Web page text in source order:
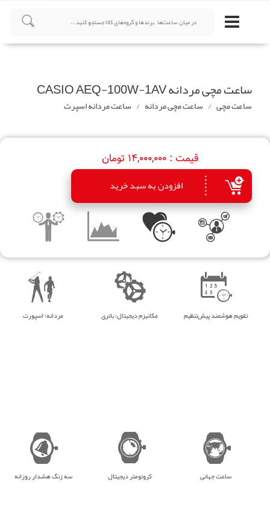
ساعت مچی مردانه CASIO AEQ-100W-1AV
ساعت مچی ساعت مچی مردانه ساعت‌ مردانه اسپرت
قیمت :14,000,000 تومان
افزودن به سبد خرید
مردانه؛ اسپورت مکانیزم دیجیتال؛ باتری تقویم هوشمند پیش‌تنظیم
سه زنگ هشدار روزانه کرونومتر دیجیتال ساعت جهانی